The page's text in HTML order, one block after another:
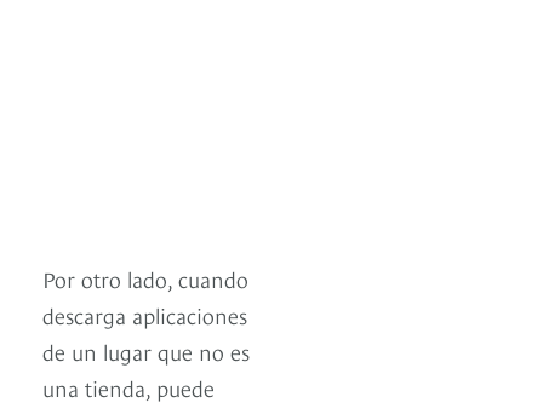
Por otro lado, cuando
descarga aplicaciones
de un lugar que no es
una tienda, puede